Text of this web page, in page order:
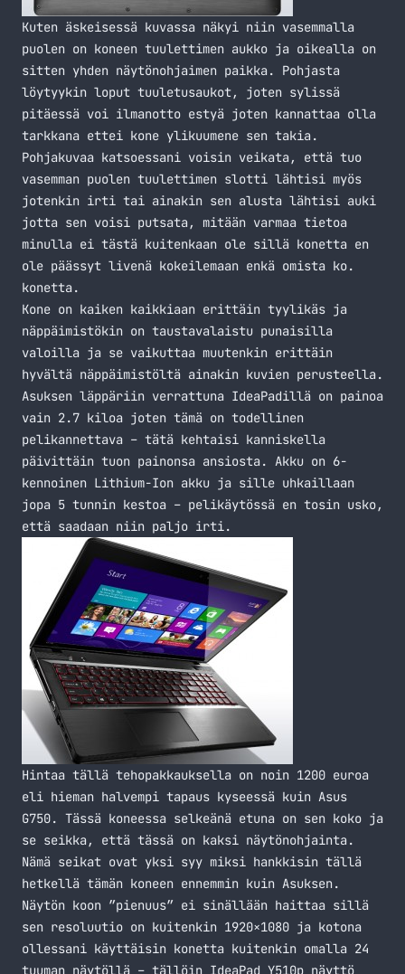
Kuten äskeisessä kuvassa näkyi niin vasemmalla
puolen on koneen tuulettimen aukko ja oikealla on
sitten yhden näytönohjaimen paikka. Pohjasta
löytyykin loput tuuletusaukot, joten sylissä
pitäessä voi ilmanotto estyä joten kannattaa olla
tarkkana ettei kone ylikuumene sen takia.
Pohjakuvaa katsoessani voisin veikata, että tuo
vasemman puolen tuulettimen slotti lähtisi myös
jotenkin irti tai ainakin sen alusta lähtisi auki
jotta sen voisi putsata, mitään varmaa tietoa
minulla ei tästä kuitenkaan ole sillä konetta en
ole päässyt livenä kokeilemaan enkä omista ko.
konetta.
Kone on kaiken kaikkiaan erittäin tyylikäs ja
näppäimistökin on taustavalaistu punaisilla
valoilla ja se vaikuttaa muutenkin erittäin
hyvältä näppäimistöltä ainakin kuvien perusteella.
Asuksen läppäriin verrattuna IdeaPadillä on painoa
vain 2.7 kiloa joten tämä on todellinen
pelikannettava – tätä kehtaisi kanniskella
päivittäin tuon painonsa ansiosta. Akku on 6-
kennoinen Lithium-Ion akku ja sille uhkaillaan
jopa 5 tunnin kestoa – pelikäytössä en tosin usko,
että saadaan niin paljo irti.
Hintaa tällä tehopakkauksella on noin 1200 euroa
eli hieman halvempi tapaus kyseessä kuin Asus
G750. Tässä koneessa selkeänä etuna on sen koko ja
se seikka, että tässä on kaksi näytönohjainta.
Nämä seikat ovat yksi syy miksi hankkisin tällä
hetkellä tämän koneen ennemmin kuin Asuksen.
Näytön koon ”pienuus” ei sinällään haittaa sillä
sen resoluutio on kuitenkin 1920×1080 ja kotona
ollessani käyttäisin konetta kuitenkin omalla 24
tuuman näytöllä – tällöin IdeaPad Y510p näyttö